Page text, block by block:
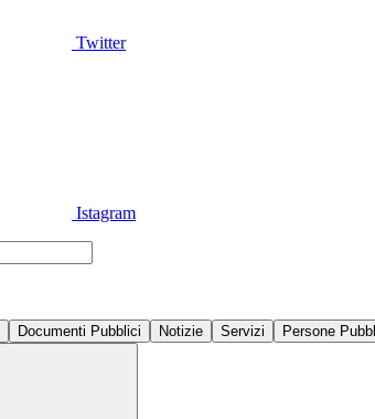
Twitter
Istagram
Documenti Pubblici Notizie Servizi Persone